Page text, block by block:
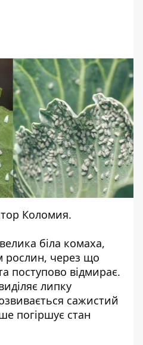
Коломия.
біла комаха,
рослин, через що
поступово відмирає.
липку
сажистий
погіршує стан